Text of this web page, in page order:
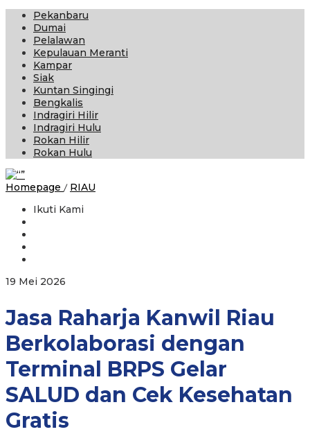
Pekanbaru
Dumai
Pelalawan
Kepulauan Meranti
Kampar
Siak
Kuntan Singingi
Bengkalis
Indragiri Hilir
Indragiri Hulu
Rokan Hilir
Rokan Hulu
Homepage / RIAU
dan
Cek
Kesehatan
Gratis
Ikuti Kami
19 Mei 2026
Jasa Raharja Kanwil Riau
Berkolaborasi dengan
Terminal BRPS Gelar
SALUD dan Cek Kesehatan
Gratis